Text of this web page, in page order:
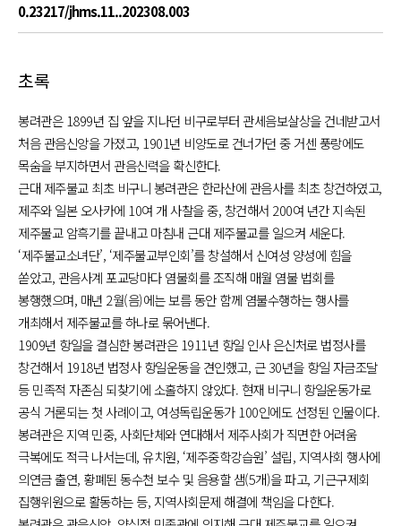
0.23217/jhms.11..202308.003
초록
봉려관은 1899년 집 앞을 지나던 비구로부터 관세음보살상을 건네받고서
처음 관음신앙을 가졌고, 1901년 비양도로 건너가던 중 거센 풍랑에도
목숨을 부지하면서 관음신력을 확신한다.
근대 제주불교 최초 비구니 봉려관은 한라산에 관음사를 최초 창건하였고,
제주와 일본 오사카에 10여 개 사찰을 중, 창건해서 200여 년간 지속된
제주불교 암흑기를 끝내고 마침내 근대 제주불교를 일으켜 세운다.
‘제주불교소녀단’, ‘제주불교부인회’를 창설해서 신여성 양성에 힘을
쏟았고, 관음사계 포교당마다 염불회를 조직해 매월 염불 법회를
봉행했으며, 매년 2월(음)에는 보름 동안 함께 염불수행하는 행사를
개최해서 제주불교를 하나로 묶어낸다.
1909년 항일을 결심한 봉려관은 1911년 항일 인사 은신처로 법정사를
창건해서 1918년 법정사 항일운동을 견인했고, 근 30년을 항일 자금조달
등 민족적 자존심 되찾기에 소홀하지 않았다. 현재 비구니 항일운동가로
공식 거론되는 첫 사례이고, 여성독립운동가 100인에도 선정된 인물이다.
봉려관은 지역 민중, 사회단체와 연대해서 제주사회가 직면한 어려움
극복에도 적극 나서는데, 유치원, ‘제주중학강습원’ 설립, 지역사회 행사에
의연금 출연, 황폐된 동수천 보수 및 음용할 샘(5개)을 파고, 기근구제회
집행위원으로 활동하는 등, 지역사회문제 해결에 책임을 다한다.